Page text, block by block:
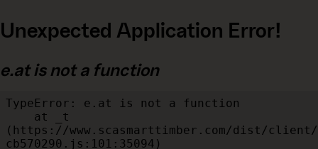
Unexpected Application Error!
e.at is not a function
TypeError: e.at is not a function
(https://www.scasmarttimber.com/dist/
cb570290.js:101:35094)